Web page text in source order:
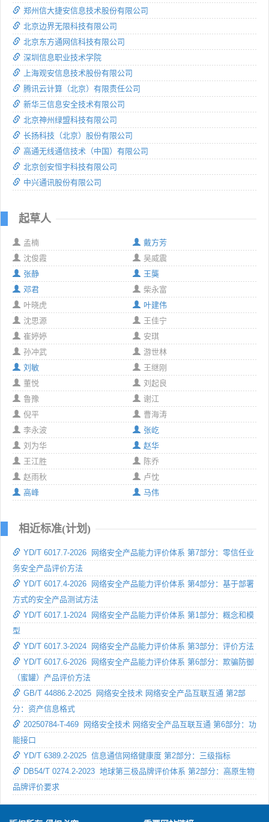
郑州信大捷安信息技术股份有限公司
北京边界无限科技有限公司
北京东方通网信科技有限公司
深圳信息职业技术学院
上海观安信息技术股份有限公司
腾讯云计算（北京）有限责任公司
新华三信息安全技术有限公司
北京神州绿盟科技有限公司
长扬科技（北京）股份有限公司
高通无线通信技术（中国）有限公司
北京创安恒宇科技有限公司
中兴通讯股份有限公司
起草人
孟楠
戴方芳
沈俊霞
吴威震
张静
王龑
邓君
柴永富
叶晓虎
叶建伟
沈思源
王佳宁
崔婷婷
安琪
孙冲武
游世林
刘敏
王继刚
董悦
刘起良
鲁豫
谢江
倪平
曹海涛
李永波
张屹
刘为华
赵华
王江胜
陈乔
赵雨秋
卢忱
高峰
马伟
相近标准(计划)
YD/T 6017.7-2026 网络安全产品能力评价体系 第7部分：零信任业
务安全产品评价方法
YD/T 6017.4-2026 网络安全产品能力评价体系 第4部分：基于部署
方式的安全产品测试方法
YD/T 6017.1-2024 网络安全产品能力评价体系 第1部分：概念和模
型
YD/T 6017.3-2024 网络安全产品能力评价体系 第3部分：评价方法
YD/T 6017.6-2026 网络安全产品能力评价体系 第6部分：欺骗防御
（蜜罐）产品评价方法
GB/T 44886.2-2025 网络安全技术 网络安全产品互联互通 第2部
分：资产信息格式
20250784-T-469 网络安全技术 网络安全产品互联互通 第6部分：功
能接口
YD/T 6389.2-2025 信息通信网络健康度 第2部分：三级指标
DB54/T 0274.2-2023 地球第三极品牌评价体系 第2部分：高原生物
品牌评价要求